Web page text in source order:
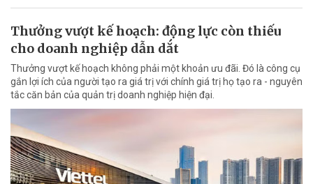
Thưởng vượt kế hoạch: động lực còn thiếu
cho doanh nghiệp dẫn dắt
Thưởng vượt kế hoạch không phải một khoản ưu đãi. Đó là công cụ
gắn lợi ích của người tạo ra giá trị với chính giá trị họ tạo ra - nguyên
tắc căn bản của quản trị doanh nghiệp hiện đại.